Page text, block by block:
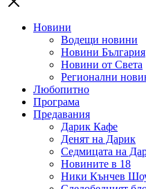
Новини
Водещи новини
Новини България
Новини от Света
Регионални
Любопитно
Програма
Предавания
Дарик Кафе
Денят на Дарик
Седмицата на
Новините в 18
Ники Кънчев